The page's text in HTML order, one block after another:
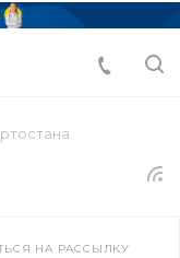
НА РАССЫЛКУ